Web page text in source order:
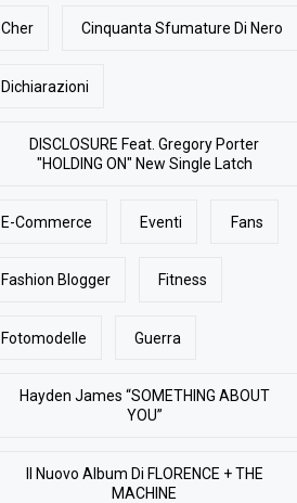
Cher Cinquanta Sfumature Di Nero
Dichiarazioni
DISCLOSURE Feat. Gregory Porter
"HOLDING ON" New Single Latch
E-Commerce Eventi Fans
Fashion Blogger Fitness
Fotomodelle Guerra
Hayden James “SOMETHING ABOUT
YOU”
Il Nuovo Album Di FLORENCE + THE
MACHINE